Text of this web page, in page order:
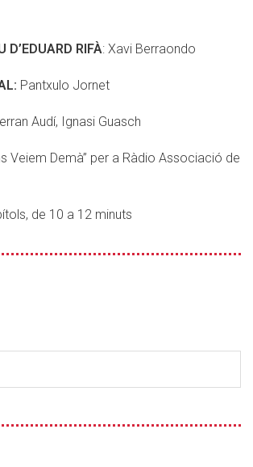
D’EDUARD RIFÀ: Xavi Berraondo
Pantxulo Jornet
Audí, Ignasi Guasch
Veiem Demà” per a Ràdio Associació de
de 10 a 12 minuts